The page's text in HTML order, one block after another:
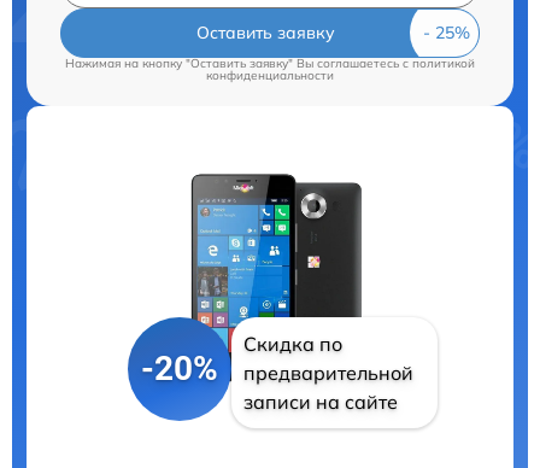
Оставить заявку
Нажимая на кнопку "Оставить заявку" Вы соглашаетесь cполитикой
конфиденциальности
-20%
Скидка по
предварительной
записи на сайте